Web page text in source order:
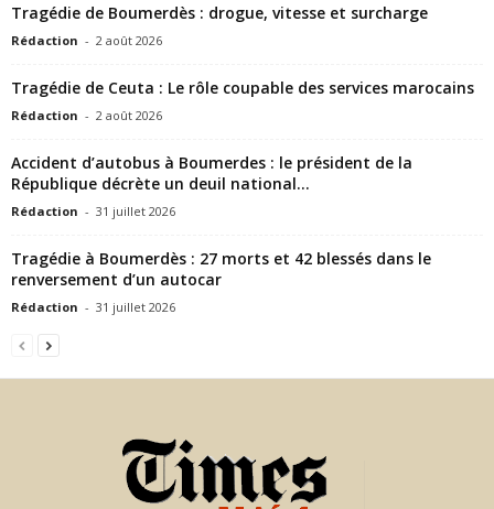
Tragédie de Boumerdès : drogue, vitesse et surcharge
Rédaction - 2 août 2026
Tragédie de Ceuta : Le rôle coupable des services marocains
Rédaction - 2 août 2026
Accident d’autobus à Boumerdes : le président de la
République décrète un deuil national...
Rédaction - 31 juillet 2026
Tragédie à Boumerdès : 27 morts et 42 blessés dans le
renversement d’un autocar
Rédaction - 31 juillet 2026